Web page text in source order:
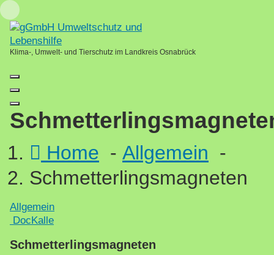
Skip
to
content
Loading...
Klima-, Umwelt- und Tierschutz im Landkreis Osnabrück
Home - Allgemein -
Schmetterlingsmagneten
Allgemein
DocKalle
Schmetterlingsmagneten